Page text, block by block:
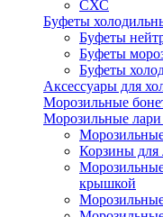
СХС
Буфеты
Буфеты
Буфеты
Буфеты
Аксессуары для
Морозильные
Морозильные лари
Корзины для
Морозильные
крышкой